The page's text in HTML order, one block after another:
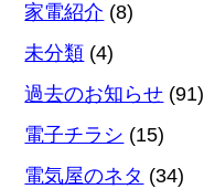
家電紹介 (8)
未分類 (4)
過去のお知らせ (91)
電子チラシ (15)
電気屋のネタ (34)